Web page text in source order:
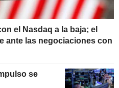
el Nasdaq a la baja; el
ante las negociaciones con
se